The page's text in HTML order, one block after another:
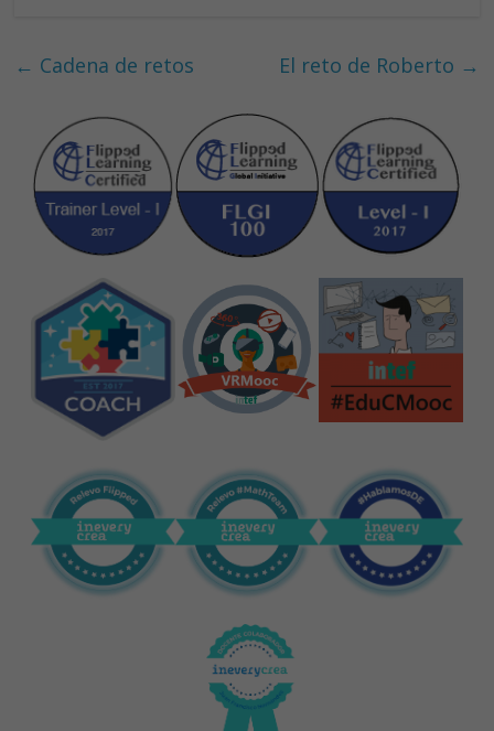
b
o
k
e
n
er
p
p
← Cadena de retos El reto de Roberto →